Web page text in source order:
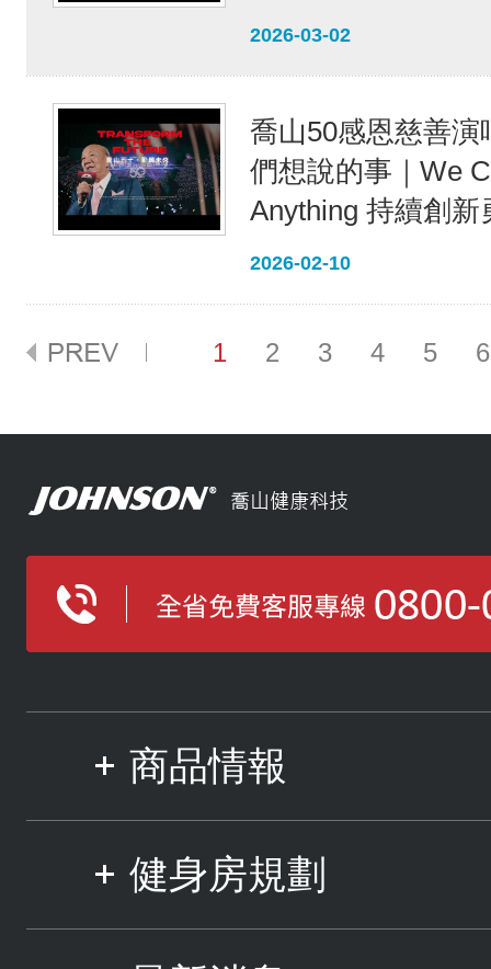
2026-03-02
喬山50感恩慈善演
們想說的事｜We
Anything 持續創新
2026-02-10
1 2 3 4 5 6
商品情報
健身房規劃